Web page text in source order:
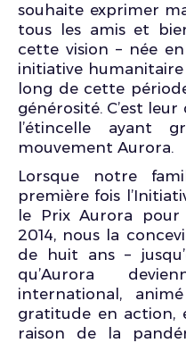
souhaite exprimer
tous les amis et
cette vision – née
initiative
long de cette
générosité. C’est
l’étincelle ayant
mouvement Aurora.
Lorsque notre
première fois
le Prix Aurora pour
2014, nous la
de huit ans –
qu’Aurora
international,
gratitude en action,
raison de la